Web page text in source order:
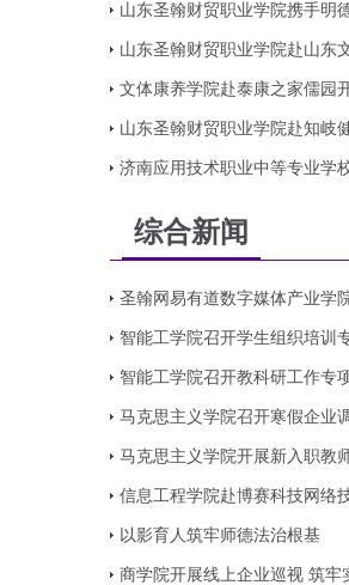
山东圣翰财贸职业学院携手明
山东圣翰财贸职业学院赴山东
文体康养学院赴泰康之家儒园
山东圣翰财贸职业学院赴知岐
济南应用技术职业中等专业学
综合新闻
圣翰网易有道数字媒体产业学
智能工学院召开学生组织培训
智能工学院召开教科研工作专
马克思主义学院召开寒假企业
马克思主义学院开展新入职教
信息工程学院赴博赛科技网络
以影育人筑牢师德法治根基
商学院开展线上企业巡视 筑牢